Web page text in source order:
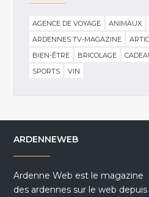
AGENCE DE VOYAGE ANIMAUX
ARDENNES TV-MAGAZINE
BIEN-ÊTRE
BRICOLAGE
SPORTS
VIN
ARDENNEWEB
Ardenne Web est le magazine
des ardennes sur le web depuis